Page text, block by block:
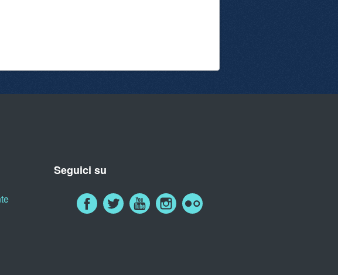
Seguici su